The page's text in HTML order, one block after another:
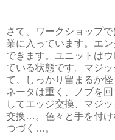
さて、ワークショップ
業に入っています。エ
できます。ユニットは
ている状態です。マジ
て、しっかり留まるか
ネータは重く、ノブを
してエッジ交換、マジ
交換…。色々と手を付け
つづく…。